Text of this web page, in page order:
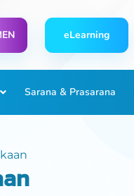
eLearning
Sarana & Prasarana